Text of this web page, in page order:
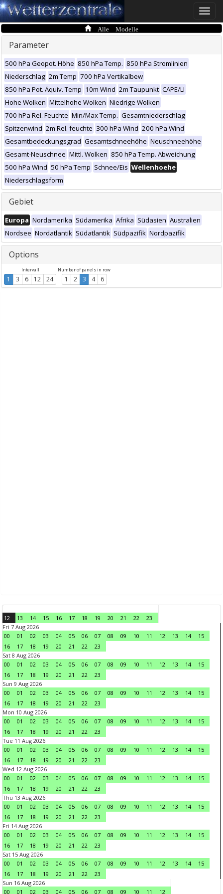
Toggle
Alle Modelle
Parameter
500 hPa Geopot. Höhe 850 hPa Temp. 850 hPa Stromlinien
Niederschlag 2m Temp 700 hPa Vertikalbew
850 hPa Pot. Äquiv. Temp 10m Wind 2m Taupunkt CAPE/LI
Hohe Wolken Mittelhohe Wolken Niedrige Wolken
700 hPa Rel. Feuchte Min/Max Temp. Gesamtniederschlag
Spitzenwind 2m Rel. feuchte 300 hPa Wind 200 hPa Wind
Gesamtbedeckungsgrad Gesamtschneehöhe Neuschneehöhe
Gesamt-Neuschnee Mittl. Wolken 850 hPa Temp. Abweichung
500 hPa Wind 50 hPa Temp Schnee/Eis Wellenhoehe
Niederschlagsform
Gebiet
Europa Nordamerika Südamerika Afrika Südasien Australien
Nordsee Nordatlantik Südatlantik Südpazifik Nordpazifik
Options
Intervall
1 3 6 12 24
Number of panels in row
1 2 3 4 6
12 13 14 15 16 17 18 19 20 21 22
23
Fri 7 Aug 2026
00
01 02 03 04 05 06 07 08 09 10 11 12 13 14
15
16
17 18 19 20 21 22
23
Sat 8 Aug 2026
00
01 02 03 04 05 06 07 08 09 10 11 12 13 14
15
16
17 18 19 20 21 22
23
Sun 9 Aug 2026
00
01 02 03 04 05 06 07 08 09 10 11 12 13 14
15
16
17 18 19 20 21 22
23
Mon 10 Aug 2026
00
01 02 03 04 05 06 07 08 09 10 11 12 13 14
15
16
17 18 19 20 21 22
23
Tue 11 Aug 2026
00
01 02 03 04 05 06 07 08 09 10 11 12 13 14
15
16
17 18 19 20 21 22
23
Wed 12 Aug 2026
00
01 02 03 04 05 06 07 08 09 10 11 12 13 14
15
16
17 18 19 20 21 22
23
Thu 13 Aug 2026
00
01 02 03 04 05 06 07 08 09 10 11 12 13 14
15
16
17 18 19 20 21 22
23
Fri 14 Aug 2026
00
01 02 03 04 05 06 07 08 09 10 11 12 13 14
15
16
17 18 19 20 21 22
23
Sat 15 Aug 2026
00
01 02 03 04 05 06 07 08 09 10 11 12 13 14
15
16
17 18 19 20 21 22
23
Sun 16 Aug 2026
00
01 02 03 04 05 06 07 08 09 10 11 12